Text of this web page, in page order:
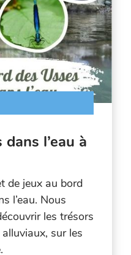
l’eau à
de jeux au bord
l’eau. Nous
les trésors
sur les